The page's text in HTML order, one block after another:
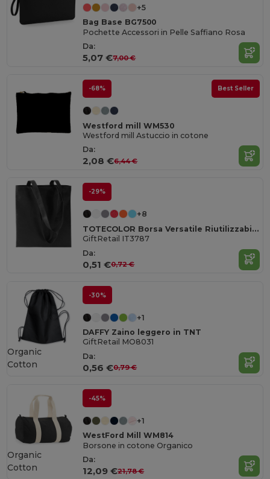
+5
Bag Base BG7500
Pochette Accessori in Pelle Saffiano Rosa
Da:
5,07 €7,00 €
-68% Best Seller
Westford mill WM530
Westford mill Astuccio in cotone
Da:
2,08 €6,44 €
-29%
+8
TOTECOLOR Borsa Versatile Riutilizzabile per la Spesa e da Spiaggia
GiftRetail IT3787
Da:
0,51 €0,72 €
-30%
+1
DAFFY Zaino leggero in TNT
GiftRetail MO8031
Da:
0,56 €0,79 €
Organic
Cotton
-45%
+1
WestFord Mill WM814
Borsone in cotone Organico
Da:
12,09 €21,78 €
Organic
Cotton